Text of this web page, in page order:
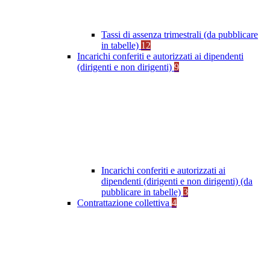
Tassi di assenza trimestrali (da pubblicare
in tabelle) 12
Incarichi conferiti e autorizzati ai dipendenti
(dirigenti e non dirigenti) 9
Incarichi conferiti e autorizzati ai
dipendenti (dirigenti e non dirigenti) (da
pubblicare in tabelle) 3
Contrattazione collettiva 4